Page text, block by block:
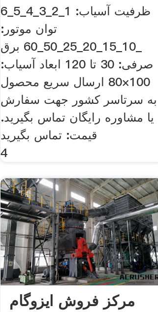
ظرفیت آسیاب: 1_2_3_4_5_6
توان موتور:
_10_15_20_25_50_60 برق
صرفی: 30 تا 120 ابعاد آسیاب:
100×80 ارسال سریع محصول
به سرتاسر کشور جهت سفارش
یا مشاوره رایگان تماس بگیرید.
قیمت: تماس بگیرید
4
مرکز فروش ایزوگام